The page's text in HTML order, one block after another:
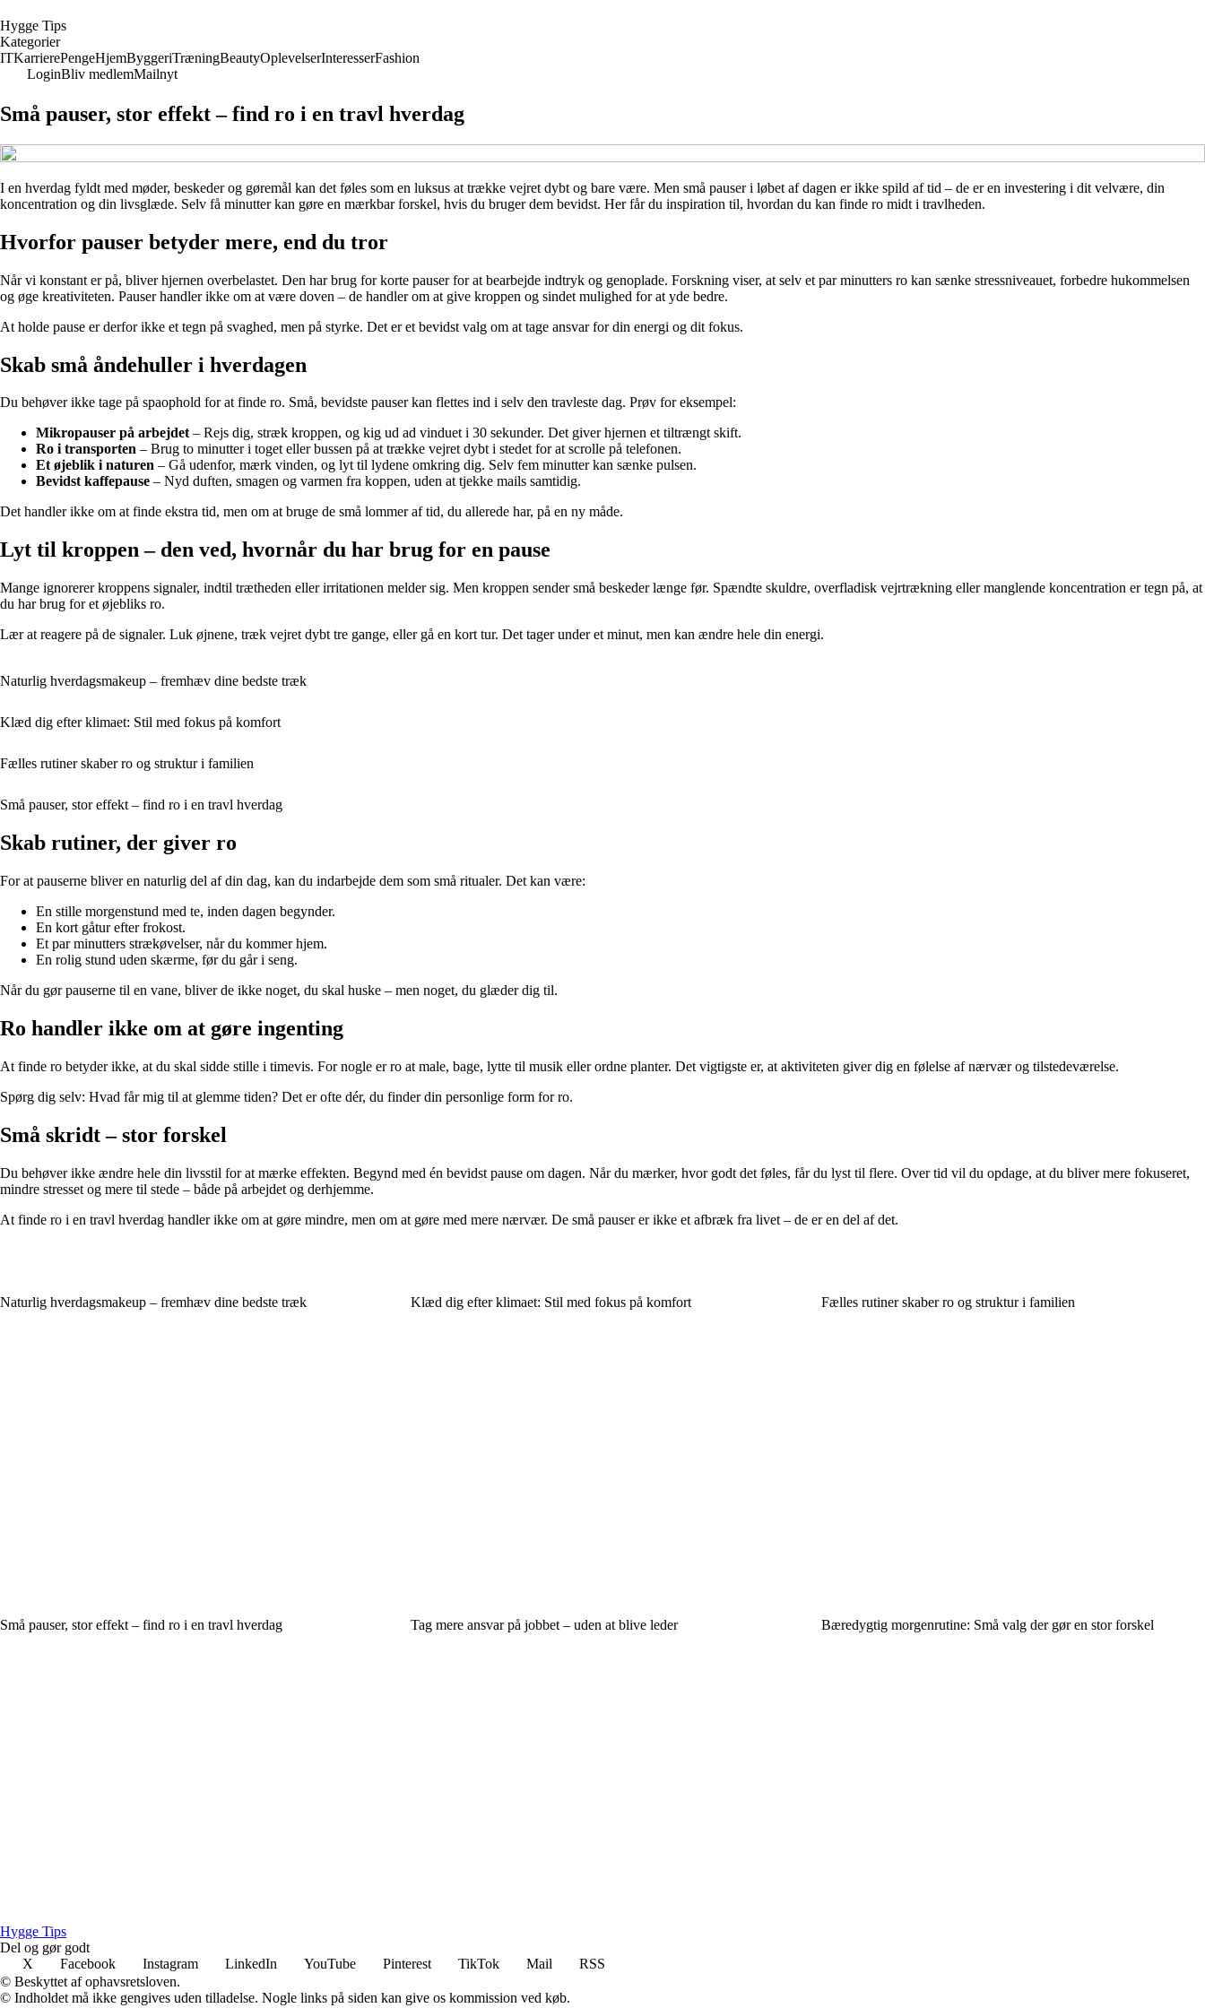
Hygge Tips
Kategorier
ITKarrierePengeHjemByggeriTræningBeautyOplevelserInteresserFashion
LoginBliv medlemMailnyt
Små pauser, stor effekt – find ro i en travl hverdag
I en hverdag fyldt med møder, beskeder og gøremål kan det føles som en luksus at trække vejret dybt og bare være. Men små pauser i løbet af dagen er ikke spild af tid – de er en investering i dit velvære, din
koncentration og din livsglæde. Selv få minutter kan gøre en mærkbar forskel, hvis du bruger dem bevidst. Her får du inspiration til, hvordan du kan finde ro midt i travlheden.
Hvorfor pauser betyder mere, end du tror
Når vi konstant er på, bliver hjernen overbelastet. Den har brug for korte pauser for at bearbejde indtryk og genoplade. Forskning viser, at selv et par minutters ro kan sænke stressniveauet, forbedre hukommelsen
og øge kreativiteten. Pauser handler ikke om at være doven – de handler om at give kroppen og sindet mulighed for at yde bedre.
At holde pause er derfor ikke et tegn på svaghed, men på styrke. Det er et bevidst valg om at tage ansvar for din energi og dit fokus.
Skab små åndehuller i hverdagen
Du behøver ikke tage på spaophold for at finde ro. Små, bevidste pauser kan flettes ind i selv den travleste dag. Prøv for eksempel:
Mikropauser på arbejdet– Rejs dig, stræk kroppen, og kig ud ad vinduet i 30 sekunder. Det giver hjernen et tiltrængt skift.
Ro i transporten – Brug to minutter i toget eller bussen på at trække vejret dybt i stedet for at scrolle på telefonen.
Et øjeblik i naturen – Gå udenfor, mærk vinden, og lyt til lydene omkring dig. Selv fem minutter kan sænke pulsen.
Bevidst kaffepause – Nyd duften, smagen og varmen fra koppen, uden at tjekke mails samtidig.
Det handler ikke om at finde ekstra tid, men om at bruge de små lommer af tid, du allerede har, på en ny måde.
Lyt til kroppen – den ved, hvornår du har brug for en pause
Mange ignorerer kroppens signaler, indtil trætheden eller irritationen melder sig. Men kroppen sender små beskeder længe før. Spændte skuldre, overfladisk vejrtrækning eller manglende koncentration er tegn på, at
du har brug for et øjebliks ro.
Lær at reagere på de signaler. Luk øjnene, træk vejret dybt tre gange, eller gå en kort tur. Det tager under et minut, men kan ændre hele din energi.
Naturlig hverdagsmakeup – fremhæv dine bedste træk
Klæd dig efter klimaet: Stil med fokus på komfort
Fælles rutiner skaber ro og struktur i familien
Små pauser, stor effekt – find ro i en travl hverdag
Skab rutiner, der giver ro
For at pauserne bliver en naturlig del af din dag, kan du indarbejde dem som små ritualer. Det kan være:
En stille morgenstund med te, inden dagen begynder.
En kort gåtur efter frokost.
Et par minutters strækøvelser, når du kommer hjem.
En rolig stund uden skærme, før du går i seng.
Når du gør pauserne til en vane, bliver de ikke noget, du skal huske – men noget, du glæder dig til.
Ro handler ikke om at gøre ingenting
At finde ro betyder ikke, at du skal sidde stille i timevis. For nogle er ro at male, bage, lytte til musik eller ordne planter. Det vigtigste er, at aktiviteten giver dig en følelse af nærvær og tilstedeværelse.
Spørg dig selv: Hvad får mig til at glemme tiden? Det er ofte dér, du finder din personlige form for ro.
Små skridt – stor forskel
Du behøver ikke ændre hele din livsstil for at mærke effekten. Begynd med én bevidst pause om dagen. Når du mærker, hvor godt det føles, får du lyst til flere. Over tid vil du opdage, at du bliver mere fokuseret,
mindre stresset og mere til stede – både på arbejdet og derhjemme.
At finde ro i en travl hverdag handler ikke om at gøre mindre, men om at gøre med mere nærvær. De små pauser er ikke et afbræk fra livet – de er en del af det.
Naturlig hverdagsmakeup – fremhæv dine bedste træk Klæd dig efter klimaet: Stil med fokus på komfort Fælles rutiner skaber ro og struktur i familien
Små pauser, stor effekt – find ro i en travl hverdag Tag mere ansvar på jobbet – uden at blive leder Bæredygtig morgenrutine: Små valg der gør en stor forskel
Hygge Tips
Del og gør godt
X
Facebook Instagram LinkedIn YouTube Pinterest TikTok Mail
RSS
© Beskyttet af ophavsretsloven.
© Indholdet må ikke gengives uden tilladelse. Nogle links på siden kan give os kommission ved køb.